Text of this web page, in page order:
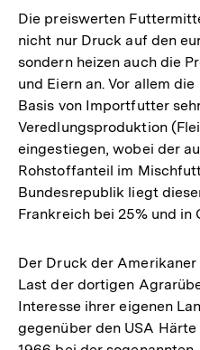
Die preiswerten
nicht nur Druck auf den
sondern heizen auch die
und Eiern an. Vor allem
Basis von Importfutter
Veredlungsproduktion
eingestiegen, wobei der
Rohstoffanteil im
Bundesrepublik liegt
Frankreich bei 25% und in
Der Druck der
Last der dortigen
Interesse ihrer eigenen
gegenüber den USA